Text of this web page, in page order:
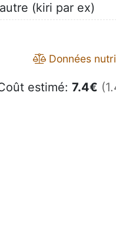
(kiri par ex)
Données
estimé: 7.4€